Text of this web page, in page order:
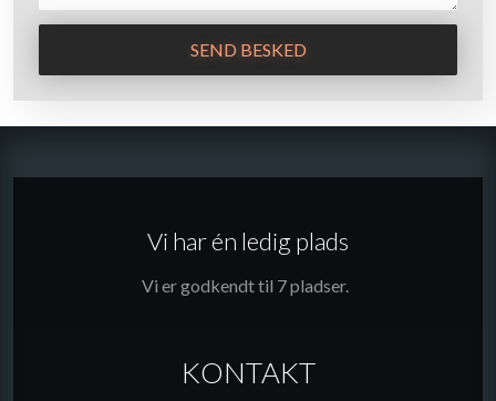
Vi har én ledig plads
Vi er godkendt til 7 pladser.
KONTAKT